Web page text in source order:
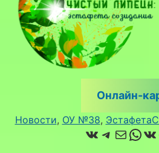
Онлайн-
Новости, ОУ №38,
ВКонтакте
Почта